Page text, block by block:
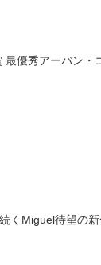
優秀アーバン・
くMiguel待望の